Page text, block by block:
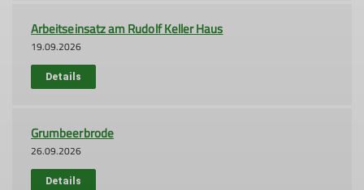
Arbeitseinsatz am Rudolf Keller Haus
19.09.2026
Details
Grumbeerbrode
26.09.2026
Details